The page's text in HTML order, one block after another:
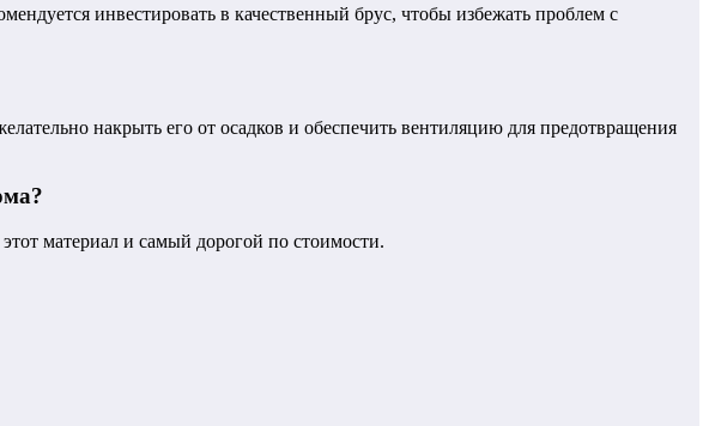
инвестировать в качественный брус, чтобы избежать проблем с
накрыть его от осадков и обеспечить вентиляцию для предотвращения
материал и самый дорогой по стоимости.